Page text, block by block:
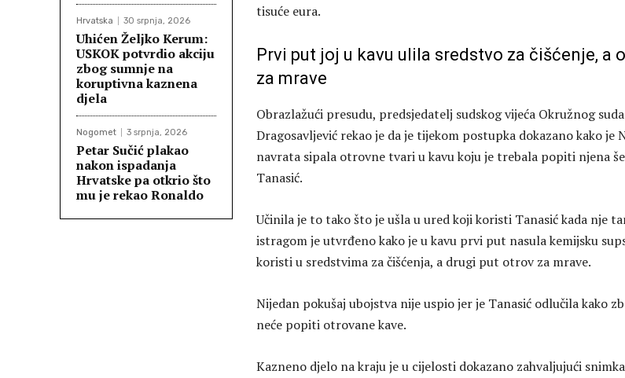
Hrvatska 30 srpnja, 2026
Uhićen Željko Kerum:
USKOK potvrdio akciju
zbog sumnje na
koruptivna kaznena
djela
Nogomet 3 srpnja, 2026
Petar Sučić plakao
nakon ispadanja
Hrvatske pa otkrio što
mu je rekao Ronaldo
tisuće eura.
Prvi put joj u kavu ulila sredstvo za čišćenje, a
za mrave
Obrazlažući presudu, predsjedatelj sudskog vijeća Okružnog
Dragosavljević rekao je da je tijekom postupka dokazano kako je
navrata sipala otrovne tvari u kavu koju je trebala popiti njena
Tanasić.
Učinila je to tako što je ušla u ured koji koristi Tanasić kada nje
istragom je utvrđeno kako je u kavu prvi put nasula kemijsku
koristi u sredstvima za čišćenja, a drugi put otrov za mrave.
Nijedan pokušaj ubojstva nije uspio jer je Tanasić odlučila kako
neće popiti otrovane kave.
Kazneno djelo na kraju je u cijelosti dokazano zahvaljujući